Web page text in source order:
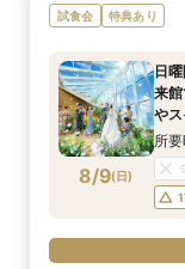
8/8(土)
初
おも
8/8(土)
ア
し＆
8/8(土)
お
食
試食会 特典あり
8/9(日)
日
来
や
で
き
所